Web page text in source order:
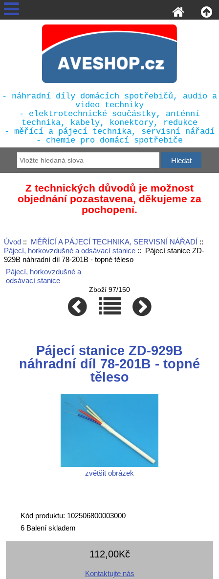
- náhradní díly domácích spotřebičů, audio a
video techniky
- elektrotechnické součástky, anténní
technika, kabely, konektory, redukce
- měřící a pájecí technika, servisní nářadí
- chemie pro domácí spotřebiče
Z technických důvodů je možnost
objednání pozastavena, děkujeme za
pochopení.
Úvod:: MĚŘÍCÍ A PÁJECÍ TECHNIKA, SERVISNÍ NÁŘADÍ ::
Pájecí, horkovzdušné a odsávací stanice:: Pájecí stanice ZD-
929B náhradní díl 78-201B - topné těleso
Pájecí, horkovzdušné a
odsávací stanice
Zboží 97/150
Pájecí stanice ZD-929B
náhradní díl 78-201B - topné
těleso
zvětšit obrázek
Kód produktu: 102506800003000
6 Balení skladem
112,00Kč
Kontaktujte nás